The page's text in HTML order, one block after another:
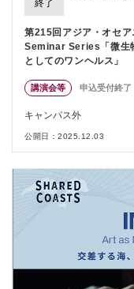
終了
第215回アジア・オセ
Seminar Series「微生
としてのワンヘルス」
講演会等 申込受付終了
キャンパス外
公開日：2025.12.03